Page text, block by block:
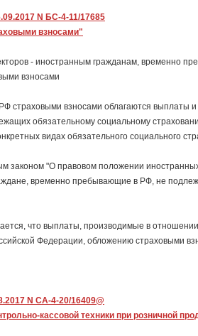
N БС-4-11/17685
взносами"
- иностранным гражданам, временно
взносами
страховыми взносами облагаются выплаты
обязательному социальному
видах обязательного социального
законом "О правовом положении
временно пребывающие в РФ, не
что выплаты, производимые в
Федерации, обложению страховыми
N СА-4-20/16409@
кассовой техники при розничной